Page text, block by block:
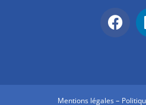
Mentions légales–